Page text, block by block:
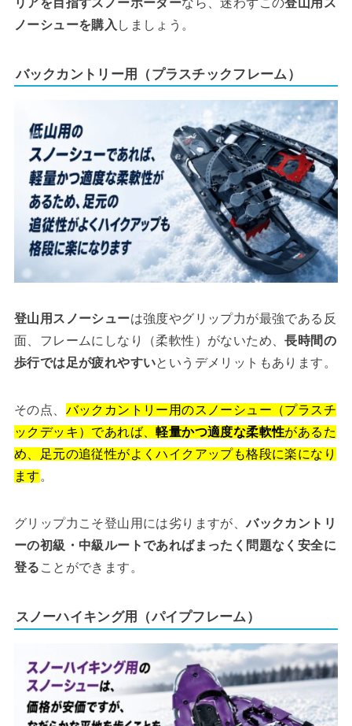
リアを目指すスノーボーダーなら、迷わずこの登山用ス
ノーシューを購入 しましょう。
バックカントリー用（プラスチックフレーム）
登山用スノーシューは強度やグリップ力が最強である反
面、フレームにしなり（柔軟性）がないため、長時間の
歩行では足が疲れやすいというデメリットもあります。
その点、 バックカントリー用のスノーシュー（プラスチ
ックデッキ）であれば、軽量かつ適度な柔軟性があるた
め、足元の追従性がよくハイクアップも格段に楽になり
ます。
グリップ力こそ登山用には劣りますが、バックカントリ
ーの初級・中級ルートであればまったく問題なく安全に
登る ことができます。
スノーハイキング用（パイプフレーム）